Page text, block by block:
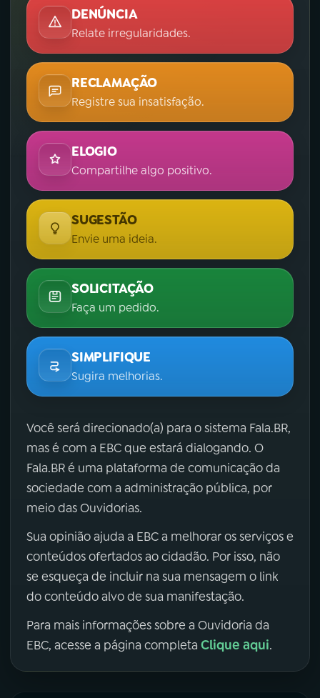
DENÚNCIA
Relate irregularidades.
RECLAMAÇÃO
Registre sua insatisfação.
ELOGIO
Compartilhe algo positivo.
SUGESTÃO
Envie uma ideia.
SOLICITAÇÃO
Faça um pedido.
SIMPLIFIQUE
Sugira melhorias.
Você será direcionado(a) para o sistema Fala.BR,
mas é com a EBC que estará dialogando. O
Fala.BR é uma plataforma de comunicação da
sociedade com a administração pública, por
meio das Ouvidorias.
Sua opinião ajuda a EBC a melhorar os serviços e
conteúdos ofertados ao cidadão. Por isso, não
se esqueça de incluir na sua mensagem o link
do conteúdo alvo de sua manifestação.
Para mais informações sobre a Ouvidoria da
EBC, acesse a página completa Clique aqui.